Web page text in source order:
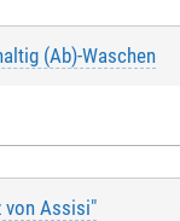
(Ab)-Waschen
von Assisi"